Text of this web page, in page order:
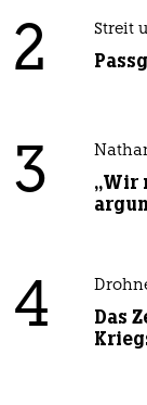
2 Streit
3
„Wir
4
Das